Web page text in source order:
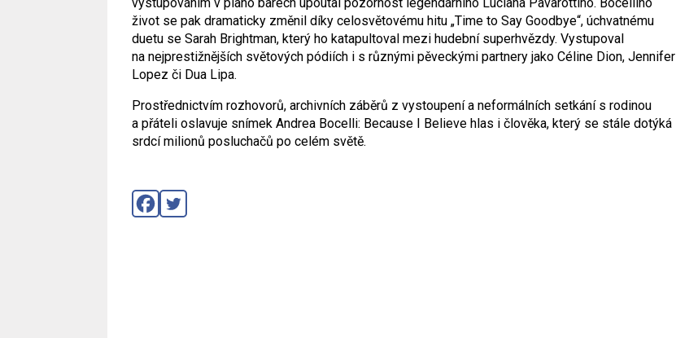
život se pak dramaticky změnil díky celosvětovému hitu „Time to Say Goodbye“, úchvatnému
duetu se Sarah Brightman, který ho katapultoval mezi hudební superhvězdy. Vystupoval
na nejprestižnějších světových pódiích i s různými pěveckými partnery jako Céline Dion, Jennifer
Lopez či Dua Lipa.
Prostřednictvím rozhovorů, archivních záběrů z vystoupení a neformálních setkání s rodinou
a přáteli oslavuje snímek Andrea Bocelli: Because I Believe hlas i člověka, který se stále dotýká
srdcí milionů posluchačů po celém světě.